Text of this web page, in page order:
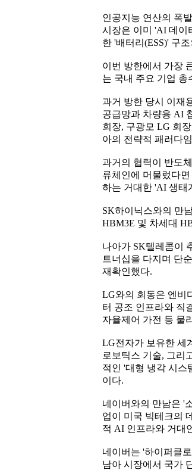
인공지능 연산의 폭
시장은 이미 'AI 데이
한 '배터리(ESS)' 구
이번 방한에서 가장
는 국내 주요 기업 총
과거 방한 당시 이재
공급망과 차량용 AI
회장, 구광모 LG 회
아의 전략적 패러다
과거의 협력이 반도
류체인에 머물렀다
하는 거대한 'AI 생태
SK하이닉스와의 만
HBM3E 및 차세대
나아가 SK텔레콤이
트너십을 다지며 단
재확인했다.
LG와의 회동은 엔비
터 공조 인프라와 직
자율제어 가전 등 물
LG전자가 보유한 세
로보틱스 기술, 그리
적인 '대형 냉각 시스
이다.
네이버와의 만남은 '
업이 미국 빅테크의
적 AI 인프라와 거대
네이버는 '하이퍼클
남아 시장에서 국가